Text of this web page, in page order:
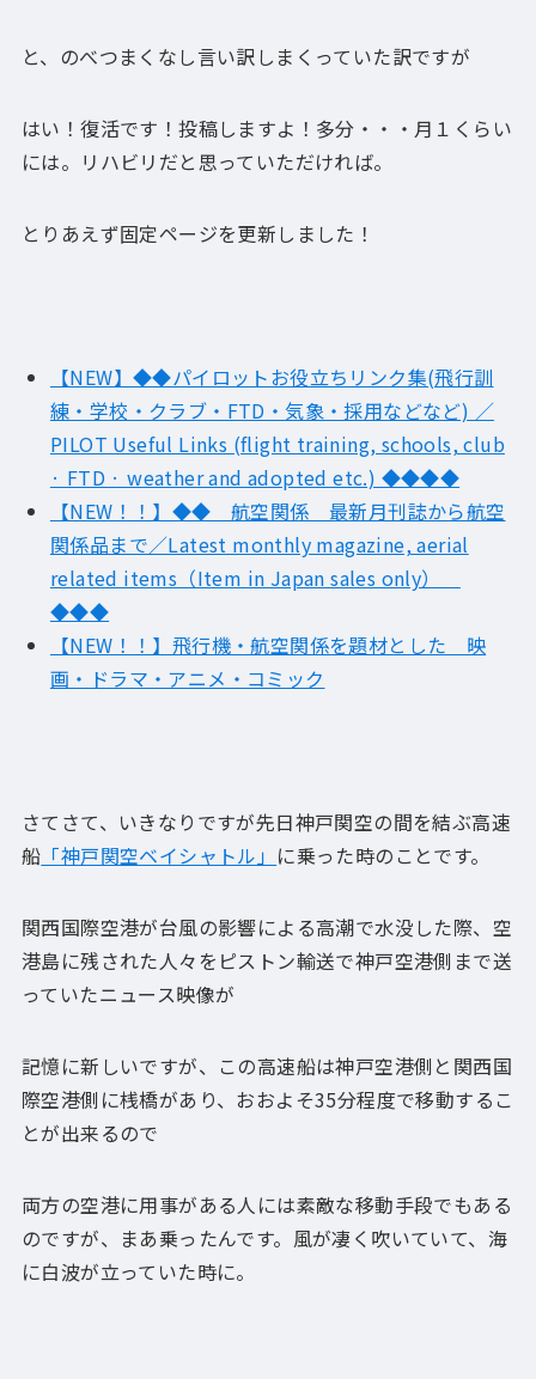
と、のべつまくなし言い訳しまくっていた訳ですが
はい！復活です！投稿しますよ！多分・・・月１くらい
には。リハビリだと思っていただければ。
とりあえず固定ページを更新しました！
【NEW】◆◆パイロットお役立ちリンク集(飛行訓
練・学校・クラブ・FTD・気象・採用などなど) ／
PILOT Useful Links (flight training, schools, club
· FTD · weather and adopted etc.) ◆◆◆◆
【NEW！！】◆◆ 航空関係 最新月刊誌から航空
関係品まで／Latest monthly magazine, aerial
related items（Item in Japan sales only）
◆◆◆
【NEW！！】飛行機・航空関係を題材とした 映
画・ドラマ・アニメ・コミック
さてさて、いきなりですが先日神戸関空の間を結ぶ高速
船 「神戸関空ベイシャトル」 に乗った時のことです。
関西国際空港が台風の影響による高潮で水没した際、空
港島に残された人々をピストン輸送で神戸空港側まで送
っていたニュース映像が
記憶に新しいですが、この高速船は神戸空港側と関西国
際空港側に桟橋があり、おおよそ35分程度で移動するこ
とが出来るので
両方の空港に用事がある人には素敵な移動手段でもある
のですが、まあ乗ったんです。風が凄く吹いていて、海
に白波が立っていた時に。